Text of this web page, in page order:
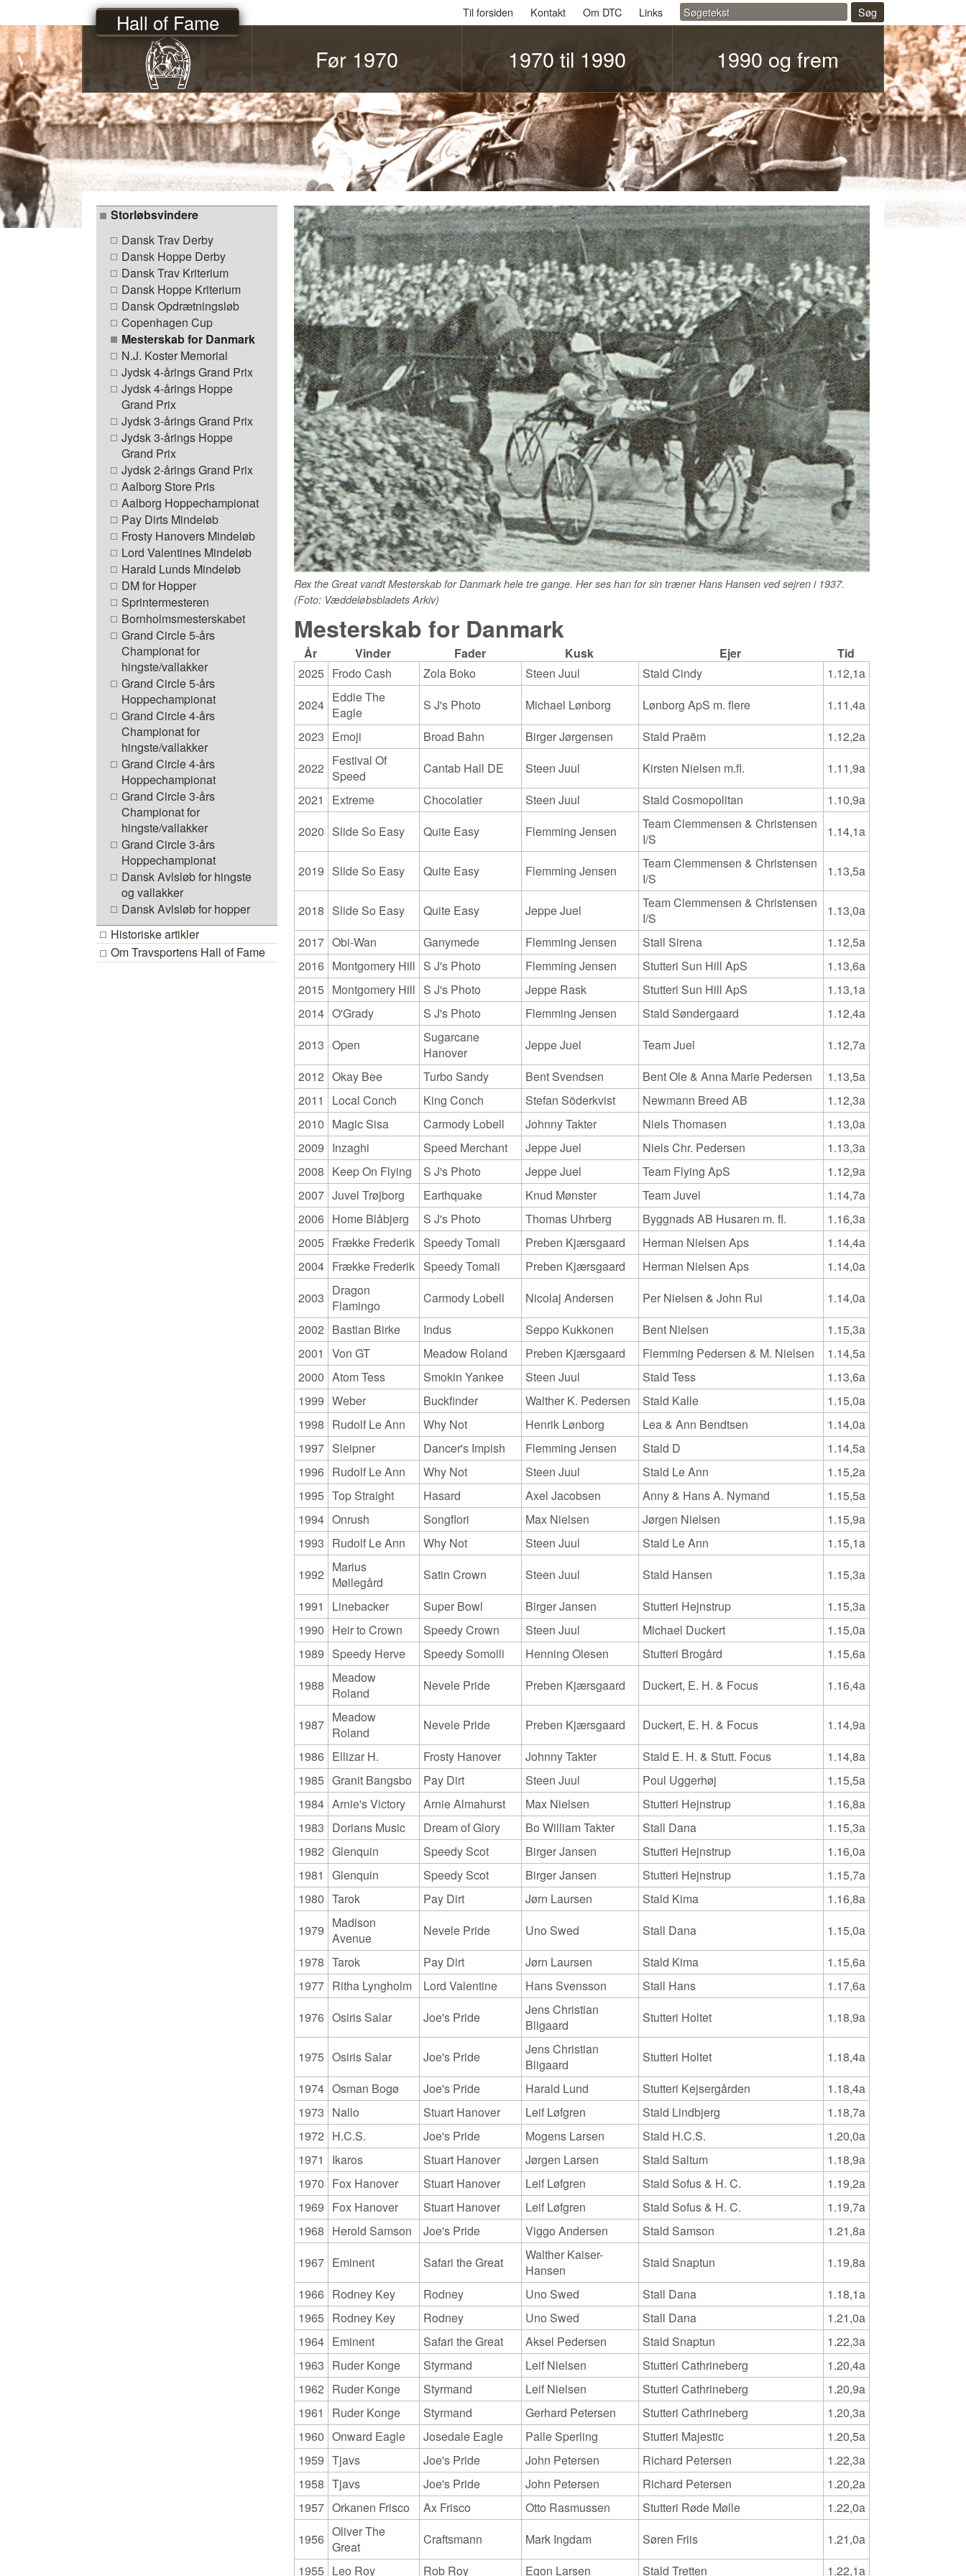
Til forsiden Kontakt Om DTC Links Søg
Hall of Fame
Før 1970 1970 til 1990 1990 og frem
Storløbsvindere
Dansk Trav Derby
Dansk Hoppe Derby
Dansk Trav Kriterium
Dansk Hoppe Kriterium
Dansk Opdrætningsløb
Copenhagen Cup
Mesterskab for Danmark
N.J. Koster Memorial
Jydsk 4-årings Grand Prix
Jydsk 4-årings Hoppe
Grand Prix
Jydsk 3-årings Grand Prix
Jydsk 3-årings Hoppe
Grand Prix
Jydsk 2-årings Grand Prix
Aalborg Store Pris
Aalborg Hoppechampionat
Pay Dirts Mindeløb
Frosty Hanovers Mindeløb
Lord Valentines Mindeløb
Harald Lunds Mindeløb
DM for Hopper
Sprintermesteren
Bornholmsmesterskabet
Grand Circle 5-års
Championat for
hingste/vallakker
Grand Circle 5-års
Hoppechampionat
Grand Circle 4-års
Championat for
hingste/vallakker
Grand Circle 4-års
Hoppechampionat
Grand Circle 3-års
Championat for
hingste/vallakker
Grand Circle 3-års
Hoppechampionat
Dansk Avlsløb for hingste
og vallakker
Dansk Avlsløb for hopper
Historiske artikler
Om Travsportens Hall of Fame
Rex the Great vandt Mesterskab for Danmark hele tre gange. Her ses han for sin træner Hans Hansen ved sejren i 1937.
(Foto: Væddeløbsbladets Arkiv)
Mesterskab for Danmark
År Vinder Fader Kusk Ejer
Tid
2025 Frodo Cash Zola Boko Steen Juul Stald Cindy
1.12,1a
2024 Eddie The
Eagle
S J's Photo Michael Lønborg Lønborg ApS m. flere
1.11,4a
2023 Emoji Broad Bahn Birger Jørgensen Stald Praëm
1.12,2a
2022 Festival Of
Speed
Cantab Hall DE Steen Juul Kirsten Nielsen m.fl.
1.11,9a
2021
Extreme Chocolatier Steen Juul Stald Cosmopolitan
1.10,9a
2020 Slide So Easy Quite Easy Flemming Jensen
Team Clemmensen & Christensen
I/S
1.14,1a
2019 Slide So Easy Quite Easy Flemming Jensen
Team Clemmensen & Christensen
I/S
1.13,5a
2018 Slide So Easy Quite Easy Jeppe Juel
Team Clemmensen & Christensen
I/S
1.13,0a
2017 Obi-Wan Ganymede Flemming Jensen Stall Sirena
1.12,5a
2016 Montgomery Hill S J's Photo Flemming Jensen Stutteri Sun Hill ApS
1.13,6a
2015 Montgomery Hill S J's Photo Jeppe Rask Stutteri Sun Hill ApS
1.13,1a
2014 O'Grady S J's Photo Flemming Jensen Stald Søndergaard
1.12,4a
2013 Open
Sugarcane
Hanover
Jeppe Juel Team Juel
1.12,7a
2012 Okay Bee Turbo Sandy Bent Svendsen Bent Ole & Anna Marie Pedersen
1.13,5a
2011
Local Conch King Conch Stefan Söderkvist Newmann Breed AB
1.12,3a
2010 Magic Sisa Carmody Lobell Johnny Takter Niels Thomasen
1.13,0a
2009 Inzaghi Speed Merchant Jeppe Juel Niels Chr. Pedersen
1.13,3a
2008 Keep On Flying S J's Photo Jeppe Juel Team Flying ApS
1.12,9a
2007 Juvel Trøjborg Earthquake Knud Mønster Team Juvel
1.14,7a
2006 Home Blåbjerg S J's Photo Thomas Uhrberg Byggnads AB Husaren m. fl.
1.16,3a
2005 Frække Frederik Speedy Tomali Preben Kjærsgaard Herman Nielsen Aps
1.14,4a
2004 Frække Frederik Speedy Tomali Preben Kjærsgaard Herman Nielsen Aps
1.14,0a
2003 Dragon
Flamingo
Carmody Lobell Nicolaj Andersen Per Nielsen & John Rui
1.14,0a
2002 Bastian Birke Indus Seppo Kukkonen Bent Nielsen
1.15,3a
2001
Von GT Meadow Roland Preben Kjærsgaard Flemming Pedersen & M. Nielsen
1.14,5a
2000 Atom Tess Smokin Yankee Steen Juul Stald Tess
1.13,6a
1999 Weber Buckfinder Walther K. Pedersen Stald Kalle
1.15,0a
1998 Rudolf Le Ann Why Not Henrik Lønborg Lea & Ann Bendtsen
1.14,0a
1997 Sleipner Dancer's Impish Flemming Jensen Stald D
1.14,5a
1996 Rudolf Le Ann Why Not Steen Juul Stald Le Ann
1.15,2a
1995 Top Straight Hasard Axel Jacobsen Anny & Hans A. Nymand
1.15,5a
1994 Onrush Songflori Max Nielsen Jørgen Nielsen
1.15,9a
1993 Rudolf Le Ann Why Not Steen Juul Stald Le Ann
1.15,1a
1992 Marius
Møllegård
Satin Crown Steen Juul Stald Hansen
1.15,3a
1991
Linebacker Super Bowl Birger Jansen Stutteri Hejnstrup
1.15,3a
1990 Heir to Crown Speedy Crown Steen Juul Michael Duckert
1.15,0a
1989 Speedy Herve Speedy Somolli Henning Olesen Stutteri Brogård
1.15,6a
1988 Meadow
Roland
Nevele Pride Preben Kjærsgaard Duckert, E. H. & Focus 1.16,4a
1987 Meadow
Roland
Nevele Pride Preben Kjærsgaard Duckert, E. H. & Focus
1.14,9a
1986 Ellizar H. Frosty Hanover Johnny Takter Stald E. H. & Stutt. Focus
1.14,8a
1985 Granit Bangsbo Pay Dirt Steen Juul Poul Uggerhøj
1.15,5a
1984 Arnie's Victory Arnie Almahurst Max Nielsen Stutteri Hejnstrup
1.16,8a
1983 Dorians Music Dream of Glory Bo William Takter Stall Dana
1.15,3a
1982 Glenquin Speedy Scot Birger Jansen Stutteri Hejnstrup
1.16,0a
1981
Glenquin Speedy Scot Birger Jansen Stutteri Hejnstrup
1.15,7a
1980 Tarok Pay Dirt Jørn Laursen Stald Kima
1.16,8a
1979 Madison
Avenue
Nevele Pride Uno Swed Stall Dana
1.15,0a
1978 Tarok Pay Dirt Jørn Laursen Stald Kima
1.15,6a
1977 Ritha Lyngholm Lord Valentine Hans Svensson Stall Hans
1.17,6a
1976 Osiris Salar Joe's Pride
Jens Christian
Bligaard
Stutteri Holtet 1.18,9a
1975 Osiris Salar Joe's Pride
Jens Christian
Bligaard
Stutteri Holtet
1.18,4a
1974 Osman Bogø Joe's Pride Harald Lund Stutteri Kejsergården
1.18,4a
1973 Nallo Stuart Hanover Leif Løfgren Stald Lindbjerg
1.18,7a
1972 H.C.S. Joe's Pride Mogens Larsen Stald H.C.S.
1.20,0a
1971
Ikaros Stuart Hanover Jørgen Larsen Stald Saltum
1.18,9a
1970 Fox Hanover Stuart Hanover Leif Løfgren Stald Sofus & H. C.
1.19,2a
1969 Fox Hanover Stuart Hanover Leif Løfgren Stald Sofus & H. C.
1.19,7a
1968 Herold Samson Joe's Pride Viggo Andersen Stald Samson
1.21,8a
1967 Eminent Safari the Great
Walther Kaiser-
Hansen
Stald Snaptun
1.19,8a
1966 Rodney Key Rodney Uno Swed Stall Dana
1.18,1a
1965 Rodney Key Rodney Uno Swed Stall Dana
1.21,0a
1964 Eminent Safari the Great Aksel Pedersen Stald Snaptun
1.22,3a
1963 Ruder Konge Styrmand Leif Nielsen Stutteri Cathrineberg
1.20,4a
1962 Ruder Konge Styrmand Leif Nielsen Stutteri Cathrineberg
1.20,9a
1961
Ruder Konge Styrmand Gerhard Petersen Stutteri Cathrineberg
1.20,3a
1960 Onward Eagle Josedale Eagle Palle Sperling Stutteri Majestic
1.20,5a
1959 Tjavs Joe's Pride John Petersen Richard Petersen
1.22,3a
1958 Tjavs Joe's Pride John Petersen Richard Petersen
1.20,2a
1957 Orkanen Frisco Ax Frisco Otto Rasmussen Stutteri Røde Mølle
1.22,0a
1956 Oliver The
Great
Craftsmann Mark Ingdam Søren Friis
1.21,0a
1955 Leo Roy Rob Roy Egon Larsen Stald Tretten 1.22,1a